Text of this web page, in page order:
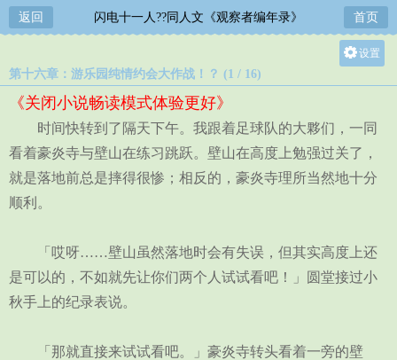
返回 闪电十一人??同人文《观察者编年录》 首页
设置
中
小
第十六章：游乐园纯情约会大作战！？ (1 / 16)
《关闭小说畅读模式体验更好》
时间快转到了隔天下午。我跟着足球队的大夥们，一同
看着豪炎寺与壁山在练习跳跃。壁山在高度上勉强过关了，
就是落地前总是摔得很惨；相反的，豪炎寺理所当然地十分
顺利。
「哎呀……壁山虽然落地时会有失误，但其实高度上还
是可以的，不如就先让你们两个人试试看吧！」圆堂接过小
秋手上的纪录表说。
「那就直接来试试看吧。」豪炎寺转头看着一旁的壁